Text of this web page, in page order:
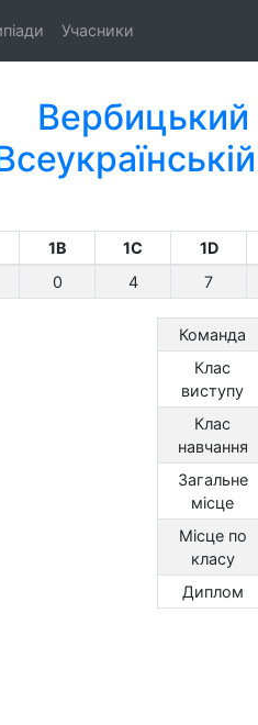
Учасники
Вербицький
1B 1C
1D
0 4 7
Команда
Клас
виступу
Клас
навчання
Загальне
місце
Місце по
класу
Диплом